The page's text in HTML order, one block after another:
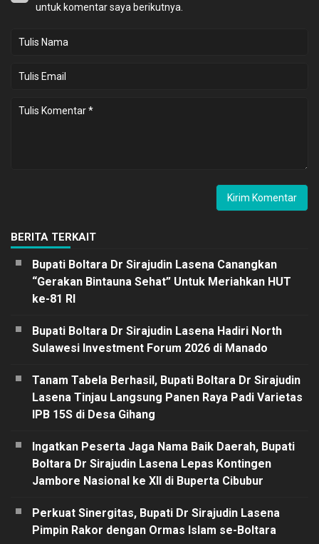
untuk komentar saya berikutnya.
BERITA TERKAIT
Bupati Boltara Dr Sirajudin Lasena Canangkan
“Gerakan Bintauna Sehat” Untuk Meriahkan HUT
ke-81 RI
Bupati Boltara Dr Sirajudin Lasena Hadiri North
Sulawesi Investment Forum 2026 di Manado
Tanam Tabela Berhasil, Bupati Boltara Dr Sirajudin
Lasena Tinjau Langsung Panen Raya Padi Varietas
IPB 15S di Desa Gihang
Ingatkan Peserta Jaga Nama Baik Daerah, Bupati
Boltara Dr Sirajudin Lasena Lepas Kontingen
Jambore Nasional ke XII di Buperta Cibubur
Perkuat Sinergitas, Bupati Dr Sirajudin Lasena
Pimpin Rakor dengan Ormas Islam se-Boltara